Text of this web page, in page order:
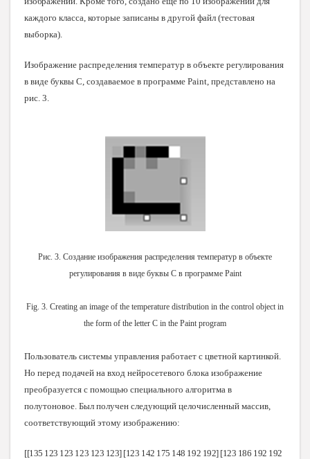
каждого класса, которые записаны в другой файл (тестовая
выборка).
Изображение распределения температур в объекте регулирования
в виде буквы С, создаваемое в программе Paint, представлено на
рис. 3.
Рис. 3. Создание изображения распределения температур в объекте
регулирования в виде буквы С в программе Paint
Fig. 3. Creating an image of the temperature distribution in the control object in
the form of the letter C in the Paint program
Пользователь системы управления работает с цветной картинкой.
Но перед подачей на вход нейросетевого блока изображение
преобразуется с помощью специального алгоритма в
полутоновое. Был получен следующий целочисленный массив,
соответствующий этому изображению:
[[135 123 123 123 123 123] [123 142 175 148 192 192] [123 186 192 192